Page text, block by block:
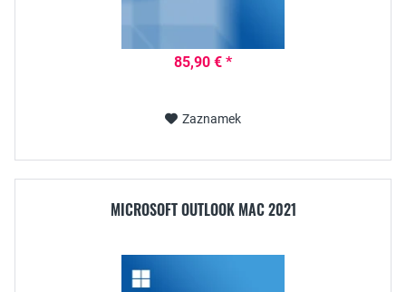
85,90 € *
Zaznamek
MICROSOFT OUTLOOK MAC 2021